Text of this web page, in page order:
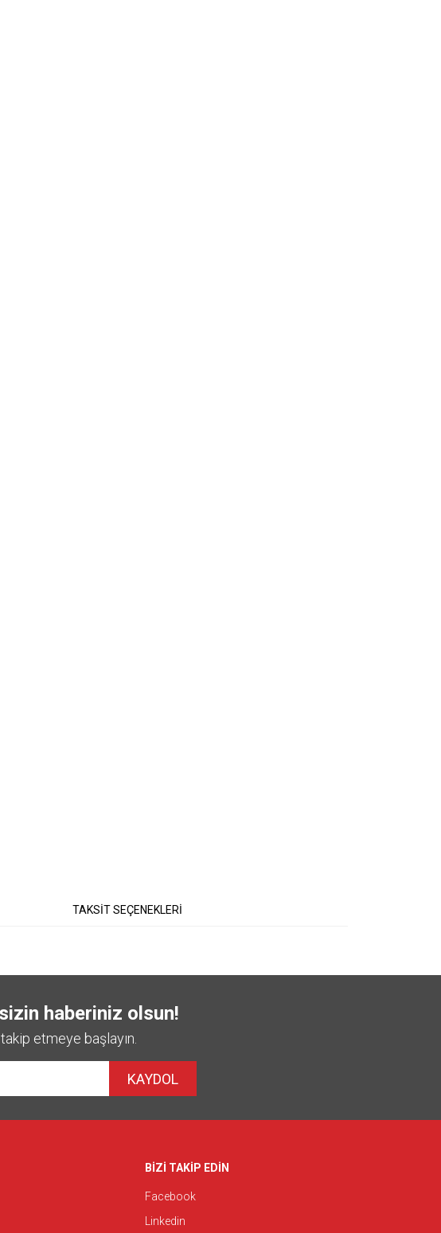
TAKSİT SEÇENEKLERİ
haberiniz olsun!
etmeye başlayın.
KAYDOL
BİZİ TAKİP EDİN
Facebook
Linkedin